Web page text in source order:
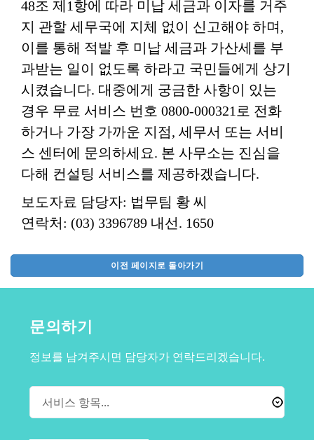
48조 제1항에 따라 미납 세금과 이자를 거주
지 관할 세무국에 지체 없이 신고해야 하며,
이를 통해 적발 후 미납 세금과 가산세를 부
과받는 일이 없도록 하라고 국민들에게 상기
시켰습니다. 대중에게 궁금한 사항이 있는
경우 무료 서비스 번호 0800-000321로 전화
하거나 가장 가까운 지점, 세무서 또는 서비
스 센터에 문의하세요. 본 사무소는 진심을
다해 컨설팅 서비스를 제공하겠습니다.
보도자료 담당자: 법무팀 황 씨
연락처: (03) 3396789 내선. 1650
이전 페이지로 돌아가기
문의하기
정보를 남겨주시면 담당자가 연락드리겠습니다.